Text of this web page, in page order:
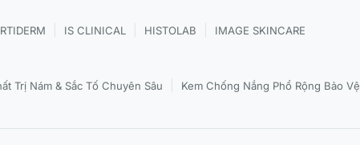
IS CLINICAL HISTOLAB IMAGE SKINCARE
Trị Nám & Sắc Tố Chuyên Sâu Kem Chống Nắng Phổ Rộng Bảo Vệ